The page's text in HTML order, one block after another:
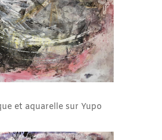
et aquarelle sur Yupo